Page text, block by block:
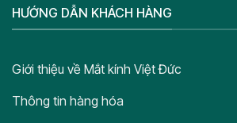
HƯỚNG DẪN KHÁCH HÀNG
Giới thiệu về Mắt kính Việt Đức
Thông tin hàng hóa